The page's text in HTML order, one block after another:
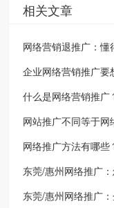
相关文章
网络营销退推广：
企业网络营销推广要
什么是网络营销推广
网站推广不同等于网
网络推广方法有哪
东莞/惠州网络推广
东莞/惠州网络推广